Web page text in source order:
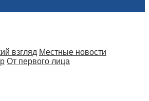
взгляд Местные новости
От первого лица